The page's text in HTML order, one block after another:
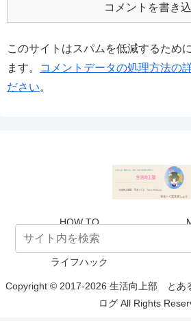
コメントを書き
このサイトはスパムを低減するため
ます。
コメントデータの処理方法の
ださい。
HOW TO
SNS／アプリ
ライフハック
Copyright © 2017-2026 生活向上部 とあ
ログ All Rights